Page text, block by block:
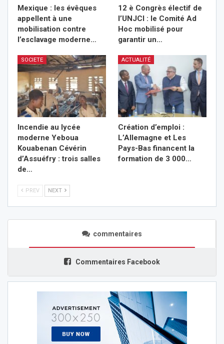
Mexique : les évêques
appellent à une
mobilisation contre
l’esclavage moderne…
12 è Congrès électif de
l’UNJCI : le Comité Ad
Hoc mobilisé pour
garantir un…
SOCIETE
Incendie au lycée
moderne Yeboua
Kouabenan Cévérin
d’Assuéfry : trois salles
de…
ACTUALITÉ
Création d’emploi :
L’Allemagne et Les
Pays-Bas financent la
formation de 3 000…
PREV NEXT
commentaires
Commentaires Facebook